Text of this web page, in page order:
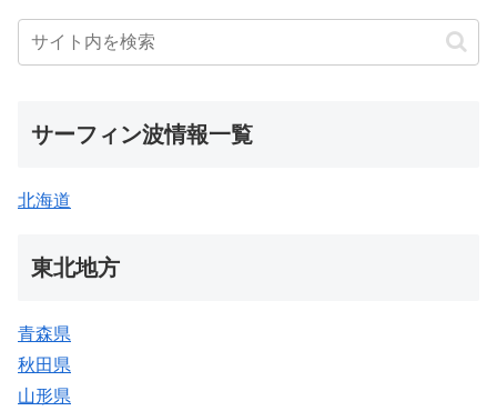
サーフィン波情報一覧
北海道
東北地方
青森県
秋田県
山形県